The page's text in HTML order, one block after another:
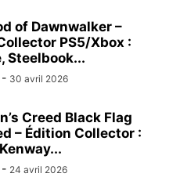
of Dawnwalker –
PS5/Xbox :
Steelbook...
- 30 avril 2026
Creed Black Flag
– Édition Collector :
- 24 avril 2026